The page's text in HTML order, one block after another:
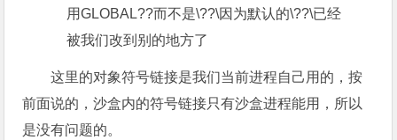
用GLOBAL??而不是\??\因为默认的\??\已经
被我们改到别的地方了
这里的对象符号链接是我们当前进程自己用的，按
前面说的，沙盒内的符号链接只有沙盒进程能用，所以
是没有问题的。